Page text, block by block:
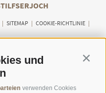
und
verwenden Cookies
| SITEMAP | COOKIE-RICHTLINIE |